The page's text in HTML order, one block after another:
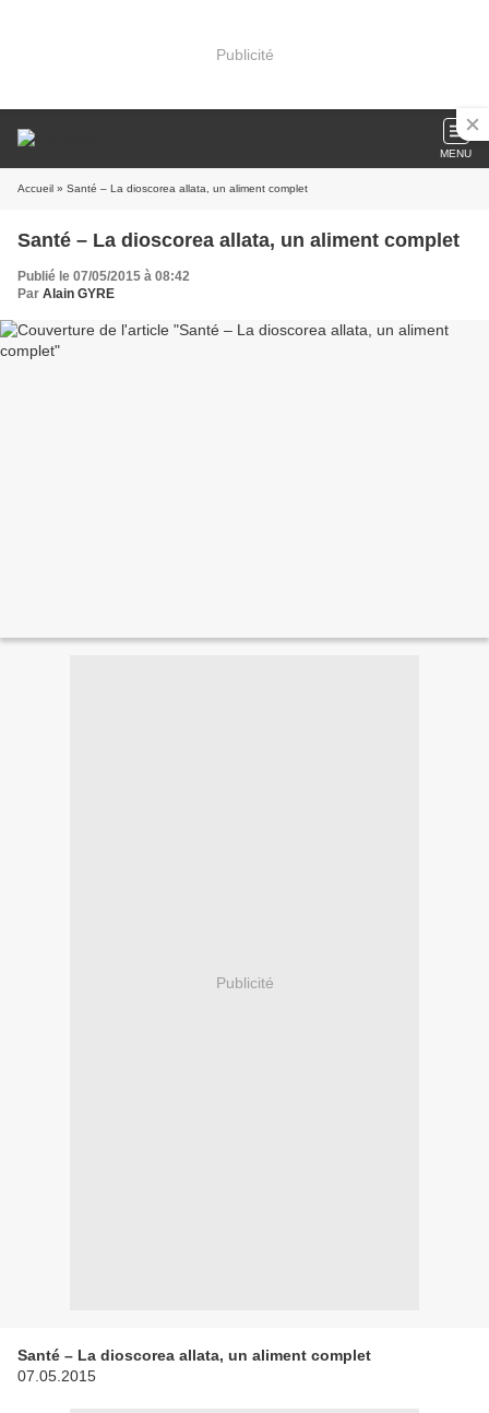
Publicité
MENU
Accueil » Santé – La dioscorea allata, un aliment complet
Santé – La dioscorea allata, un aliment complet
Publié le 07/05/2015 à 08:42
Par Alain GYRE
Publicité
Santé – La dioscorea allata, un aliment complet
07.05.2015